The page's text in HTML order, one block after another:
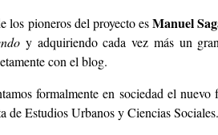
los pioneros del proyecto esManuel
y adquiriendo cada vez más un
con el blog.
formalmente en sociedad el
de Estudios Urbanos y Ciencias Sociales.